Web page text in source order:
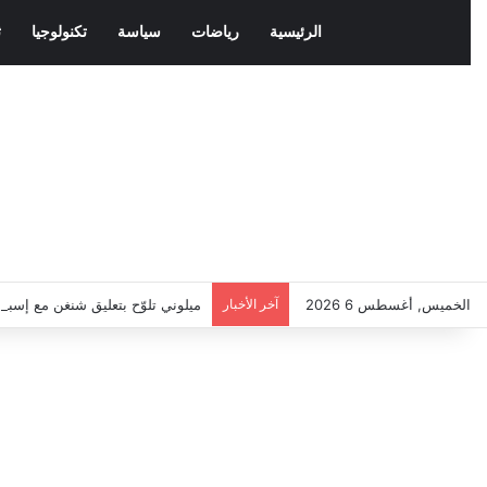
الرئيسية رياضات سياسة تكنولوجيا
الخميس, أغسطس 6 2026 آخر الأخبار ميلوني تلوّح بتعليق شنغن مع